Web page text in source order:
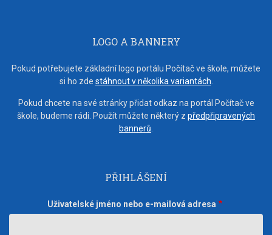
LOGO A BANNERY
Pokud potřebujete základní logo portálu Počítač ve škole, můžete
si ho zde stáhnout v několika variantách
Pokud chcete na své stránky přidat odkaz na portál Počítač ve
škole, budeme rádi. Použít můžete některý z předpřipravených
bannerů
PŘIHLÁŠENÍ
Uživatelské jméno nebo e-mailová adresa